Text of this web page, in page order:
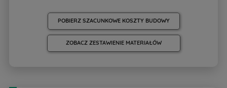
POBIERZ SZACUNKOWE KOSZTY BUDOWY
ZOBACZ ZESTAWIENIE MATERIAŁÓW